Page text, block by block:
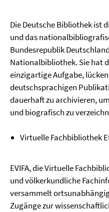
Die Deutsche Bibliothek ist
und das
Bundesrepublik
Nationalbibliothek. Sie hat
einzigartige Aufgabe,
deutschsprachigen
dauerhaft zu archivieren,
und biografisch zu
Virtuelle Fachbibliothek
EVIFA, die Virtuelle
und völkerkundliche
versammelt
Zugänge zur